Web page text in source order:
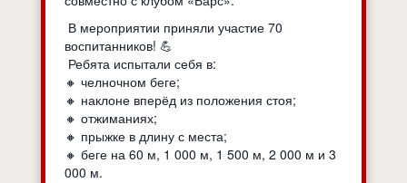
В мероприятии приняли участие 70
воспитанников! 💪
Ребята испытали себя в:
🔸 челночном беге;
🔸 наклоне вперёд из положения стоя;
🔸 отжиманиях;
🔸 прыжке в длину с места;
🔸 беге на 60 м, 1 000 м, 1 500 м, 2 000 м и 3
000 м.